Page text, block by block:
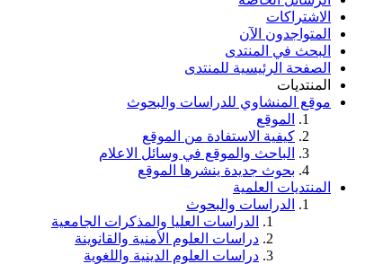
الاشتراكات
المتواجدون الآن
البحث في المنتدى
الصفحة الرئيسية للمنتدى
المنتديات
موقع المنشاوي للدراسات والبحوث
الموقع
كيفية الاستفادة من الموقع
الباحث والموقع في وسائل الاعلام
بحوث جديدة ينشرها الموقع
المنتديات العلمية
الدراسات والبحوث
الدراسات العليا والمذكرات الجامعية
دراسات العلوم الأمنية والقانوينة
دراسات العلوم الدينية واللغوية